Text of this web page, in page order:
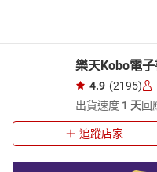
樂天Kobo電
4.9 (2195)
出貨速度 1 天回
追蹤店家